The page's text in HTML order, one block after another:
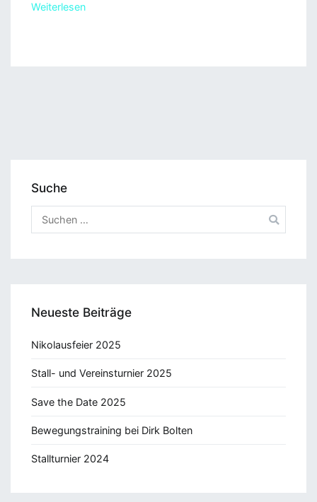
Weiterlesen
Suche
Suchen
nach:
Neueste Beiträge
Nikolausfeier 2025
Stall- und Vereinsturnier 2025
Save the Date 2025
Bewegungstraining bei Dirk Bolten
Stallturnier 2024